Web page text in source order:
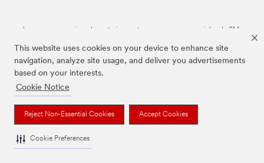
This website uses cookies on your device to enhance site
navigation, analyze site usage, and deliver you advertisements
based on your interests.
Cookie Notice
Reject Non-Essential Cookies Accept Cookies
Cookie Preferences
Las marcas mencionadas anteriormente son marcas comerciales de 3M.